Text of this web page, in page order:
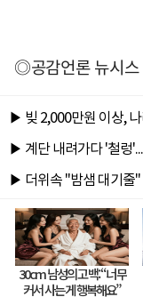
◎공감언론 뉴시스